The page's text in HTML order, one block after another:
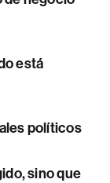
está
políticos
sino que